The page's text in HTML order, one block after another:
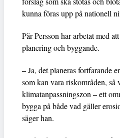
kunna föras upp på nationell
Pär Persson har arbetat med
planering och byggande.
– Ja, det planeras fortfarande
som kan vara riskområden, så
klimatanpassningszon – ett
bygga på både vad gäller
säger han.